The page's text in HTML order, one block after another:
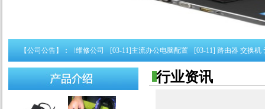
【公司公告】：
南宁电脑上门维修公司 [03-11]主流办公电脑配置 [03-11]路由器 交换机 无
行业资讯